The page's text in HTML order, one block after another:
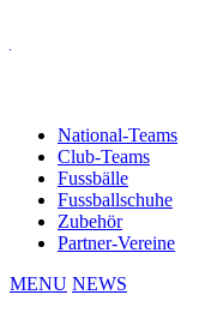
National-Teams
Club-Teams
Fussbälle
Fussballschuhe
Zubehör
Partner-Vereine
MENU NEWS